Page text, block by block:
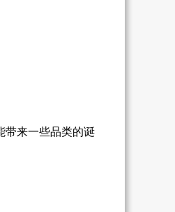
带来一些品类的诞